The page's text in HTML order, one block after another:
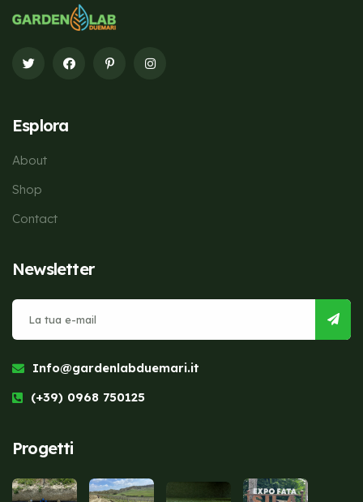
Esplora
About
Shop
Contact
Newsletter
Info@gardenlabduemari.it
(+39) 0968 750125
Progetti